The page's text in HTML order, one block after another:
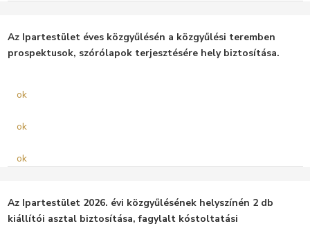
Az Ipartestület éves közgyűlésén a közgyűlési teremben
prospektusok, szórólapok terjesztésére hely biztosítása.
ok
ok
ok
Az Ipartestület 2026. évi közgyűlésének helyszínén 2 db
kiállítói asztal biztosítása, fagylalt kóstoltatási